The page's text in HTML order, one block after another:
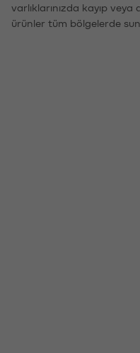
varlıklarınızda kayıp
ürünler tüm bölgelerde